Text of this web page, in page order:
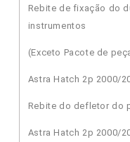
Rebite de fixação do
instrumentos
(Exceto Pacote de
Astra Hatch 2p 2000/
Rebite do defletor do
Astra Hatch 2p 2000/